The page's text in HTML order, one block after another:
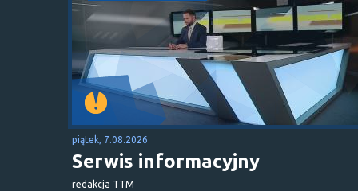
piątek, 7.08.2026
Serwis informacyjny
redakcja TTM